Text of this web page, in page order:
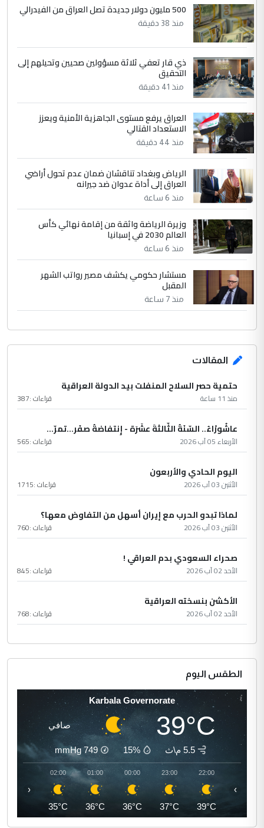
الموضوع :
الجواهري يرد على صدام حسين سل
مضجعيك يابن الزنا (نص كامل)
حيدر عاشور
التعليق : تحياتي لك استاذ حامدتركان. كلام
دقيق ومسؤول؛ فالاستثمار الحقيقي للإنسان
وثروات البلد يعتمد على الكفاءة ...
الموضوع :
بين الإهمال واغتصاب الأرض.. بلاد
الرافدين تعاني الجفاف والتصحر!!
500 مليون دولار جديدة تصل العراق من الفيدرالي
منذ 38 دقيقة
ذي قار تعفي ثلاثة مسؤولين صحيين وتحيلهم إلى
التحقيق
منذ 41 دقيقة
العراق يرفع مستوى الجاهزية الأمنية ويعزز
الاستعداد القتالي
منذ 44 دقيقة
الرياض وبغداد تناقشان ضمان عدم تحول أراضي
العراق إلى أداة عدوان ضد جيرانه
منذ 6 ساعة
وزيرة الرياضة واثقة من إقامة نهائي كأس
العالم 2030 في إسبانيا
منذ 6 ساعة
مستشار حكومي يكشف مصير رواتب الشهر
المقبل
منذ 7 ساعة
المقالات
حتمية حصر السلاح المنفلت بيد الدولة العراقية
منذ 11 ساعة قراءات :387
عاشُورْاءُ.. السّنَةُ الثّالثةَ عشَرَة - إِنتفاضةُ صفَر…تمرّ...
الأربعاء 05 آب 2026 قراءات :565
اليوم الحادي والأربعون
الأثنين 03 آب 2026 قراءات :1715
لماذا تبدو الحرب مع إيران أسهل من التفاوض معها؟
الأثنين 03 آب 2026 قراءات :760
صحراء السعودي بدم العراقي !
الأحد 02 آب 2026 قراءات :845
الأكشن بنسخته العراقية
الأحد 02 آب 2026 قراءات :768
الطقس اليوم
Karbala Governorate
39°C صافي
5.5 م\ث 15%
749
mmHg
22:00
39°C
23:00
37°C
00:00
36°C
01:00
36°C
02:00
35°C
‹ ›